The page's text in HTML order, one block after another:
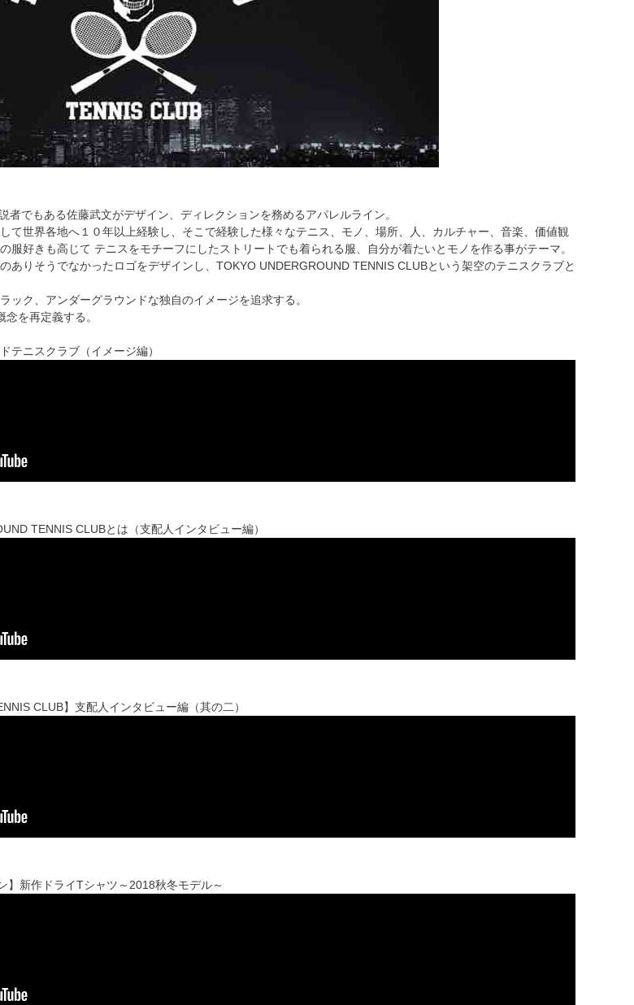
者でもある佐藤武文がデザイン、ディレクションを務めるアパレルライン。
て世界各地へ１０年以上経験し、そこで経験した様々なテニス、モノ、場所、人、カルチャー、音楽、価値観
服好きも高じて テニスをモチーフにしたストリートでも着られる服、自分が着たいとモノを作る事がテーマ。
ありそうでなかったロゴをデザインし、TOKYO UNDERGROUND TENNIS CLUBという架空のテニスクラブと
ック、アンダーグラウンドな独自のイメージを追求する。
を再定義する。
テニスクラブ（イメージ編）
TENNIS CLUBとは（支配人インタビュー編）
CLUB】支配人インタビュー編（其の二）
新作ドライTシャツ～2018秋冬モデル～